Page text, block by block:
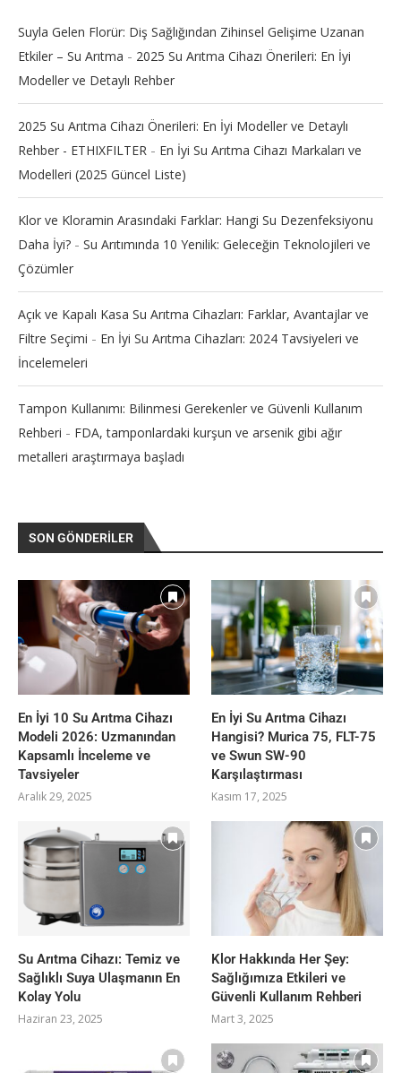
Suyla Gelen Florür: Diş Sağlığından Zihinsel Gelişime Uzanan
Etkiler – Su Arıtma - 2025 Su Arıtma Cihazı Önerileri: En İyi
Modeller ve Detaylı Rehber
2025 Su Arıtma Cihazı Önerileri: En İyi Modeller ve Detaylı
Rehber - ETHIXFILTER - En İyi Su Arıtma Cihazı Markaları ve
Modelleri (2025 Güncel Liste)
Klor ve Kloramin Arasındaki Farklar: Hangi Su Dezenfeksiyonu
Daha İyi? - Su Arıtımında 10 Yenilik: Geleceğin Teknolojileri ve
Çözümler
Açık ve Kapalı Kasa Su Arıtma Cihazları: Farklar, Avantajlar ve
Filtre Seçimi - En İyi Su Arıtma Cihazları: 2024 Tavsiyeleri ve
İncelemeleri
Tampon Kullanımı: Bilinmesi Gerekenler ve Güvenli Kullanım
Rehberi - FDA, tamponlardaki kurşun ve arsenik gibi ağır
metalleri araştırmaya başladı
SON GÖNDERILER
En İyi 10 Su Arıtma Cihazı
Modeli 2026: Uzmanından
Kapsamlı İnceleme ve
Tavsiyeler
Aralık 29, 2025
En İyi Su Arıtma Cihazı
Hangisi? Murica 75, FLT-75
ve Swun SW-90
Karşılaştırması
Kasım 17, 2025
Su Arıtma Cihazı: Temiz ve
Sağlıklı Suya Ulaşmanın En
Kolay Yolu
Haziran 23, 2025
Klor Hakkında Her Şey:
Sağlığımıza Etkileri ve
Güvenli Kullanım Rehberi
Mart 3, 2025